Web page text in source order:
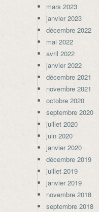
mars 2023
janvier 2023
décembre 2022
mai 2022
avril 2022
janvier 2022
décembre 2021
novembre 2021
octobre 2020
septembre 2020
juillet 2020
juin 2020
janvier 2020
décembre 2019
juillet 2019
janvier 2019
novembre 2018
septembre 2018